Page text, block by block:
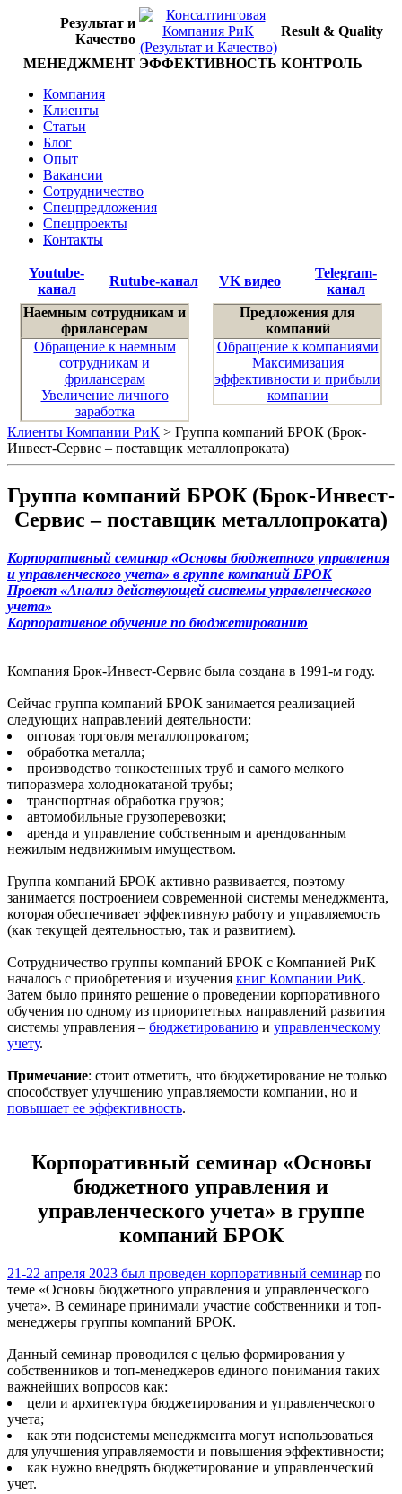
Результат и
Качество
Result & Quality
МЕНЕДЖМЕНТ ЭФФЕКТИВНОСТЬ КОНТРОЛЬ
Компания
Клиенты
Статьи
Блог
Опыт
Вакансии
Сотрудничество
Спецпредложения
Спецпроекты
Контакты
Youtube-
канал
Rutube-канал VK видео
Telegram-
канал
Наемным сотрудникам и
фрилансерам
Обращение к наемным
сотрудникам и
фрилансерам
Увеличение личного
заработка
Предложения для
компаний
Обращение к компаниями
Максимизация
эффективности и прибыли
компании
Клиенты Компании РиК > Группа компаний БРОК (Брок-
Инвест-Сервис – поставщик металлопроката)
Группа компаний БРОК (Брок-Инвест-
Сервис – поставщик металлопроката)
Корпоративный семинар «Основы бюджетного управления
и управленческого учета» в группе компаний БРОК
Проект «Анализ действующей системы управленческого
учета»
Корпоративное обучение по бюджетированию
Компания Брок-Инвест-Сервис была создана в 1991-м году.
Сейчас группа компаний БРОК занимается реализацией
следующих направлений деятельности:
оптовая торговля металлопрокатом;
обработка металла;
производство тонкостенных труб и самого мелкого
типоразмера холоднокатаной трубы;
транспортная обработка грузов;
автомобильные грузоперевозки;
аренда и управление собственным и арендованным
нежилым недвижимым имуществом.
Группа компаний БРОК активно развивается, поэтому
занимается построением современной системы менеджмента,
которая обеспечивает эффективную работу и управляемость
(как текущей деятельностью, так и развитием).
Сотрудничество группы компаний БРОК с Компанией РиК
началось с приобретения и изучения книг Компании РиК.
Затем было принято решение о проведении корпоративного
обучения по одному из приоритетных направлений развития
системы управления – бюджетированию и управленческому
учету.
Примечание: стоит отметить, что бюджетирование не только
способствует улучшению управляемости компании, но и
повышает ее эффективность.
Корпоративный семинар «Основы
бюджетного управления и
управленческого учета» в группе
компаний БРОК
21-22 апреля 2023 был проведен корпоративный семинар по
теме «Основы бюджетного управления и управленческого
учета». В семинаре принимали участие собственники и топ-
менеджеры группы компаний БРОК.
Данный семинар проводился с целью формирования у
собственников и топ-менеджеров единого понимания таких
важнейших вопросов как:
цели и архитектура бюджетирования и управленческого
учета;
как эти подсистемы менеджмента могут использоваться
для улучшения управляемости и повышения эффективности;
как нужно внедрять бюджетирование и управленческий
учет.